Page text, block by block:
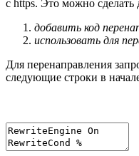
с https. Это можно сделать
добавить код
использовать для
Для перенаправления
следующие строки в